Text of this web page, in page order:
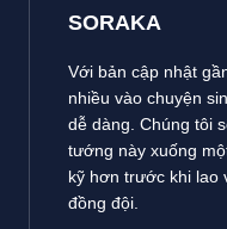
SORAKA
Với bản cập nhật
nhiều vào chuyện
dễ dàng. Chúng tôi
tướng này xuống
kỹ hơn trước khi lao
đồng đội.